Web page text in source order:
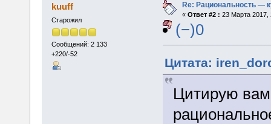
kuuff
Старожил
Сообщений: 2 133
+220/-52
Re: Рациональность —
« Ответ #2 : 23 Марта 2017,
(−)0
Цитата:
Цитирую вам